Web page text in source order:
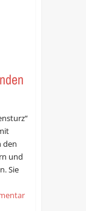
den
und
Sie